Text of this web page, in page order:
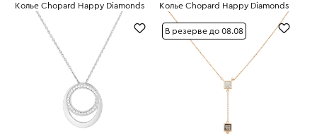
Размеры:
Колье Chopard Happy Diamonds
11.45
Размеры:
42
Колье Chopard Happy Diamonds
Вес:
В резерве до 08.08